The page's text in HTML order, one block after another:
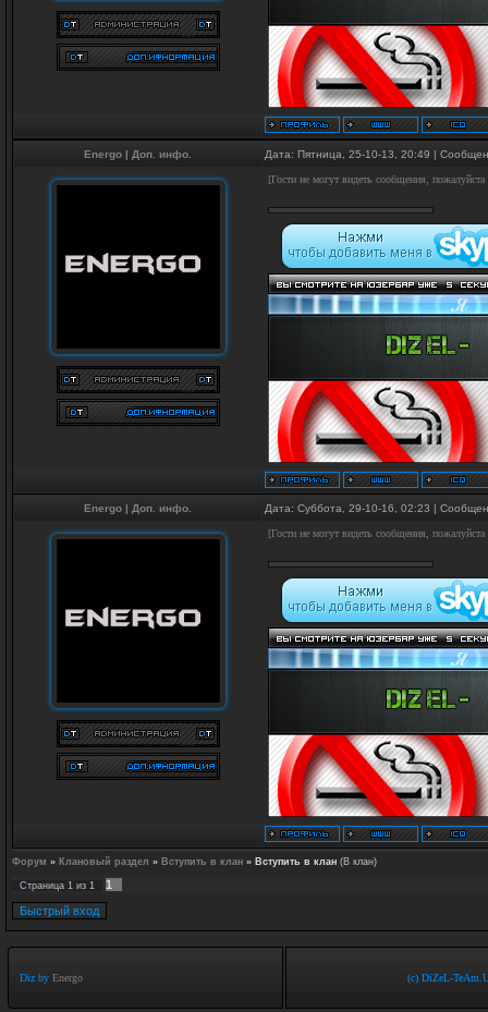
Energo | Доп. инфо. Дата: Пятница, 25-10-13, 20:49 |
[Гости не могут видеть сообщения, пожалуйста
Energo | Доп. инфо. Дата: Суббота, 29-10-16, 02:23 |
[Гости не могут видеть сообщения, пожалуйста
Форум » Клановый раздел » Вступить в клан » Вступить в клан (В клан)
Страница 1 из 1 1
Diz by Energo (c) DiZeL-